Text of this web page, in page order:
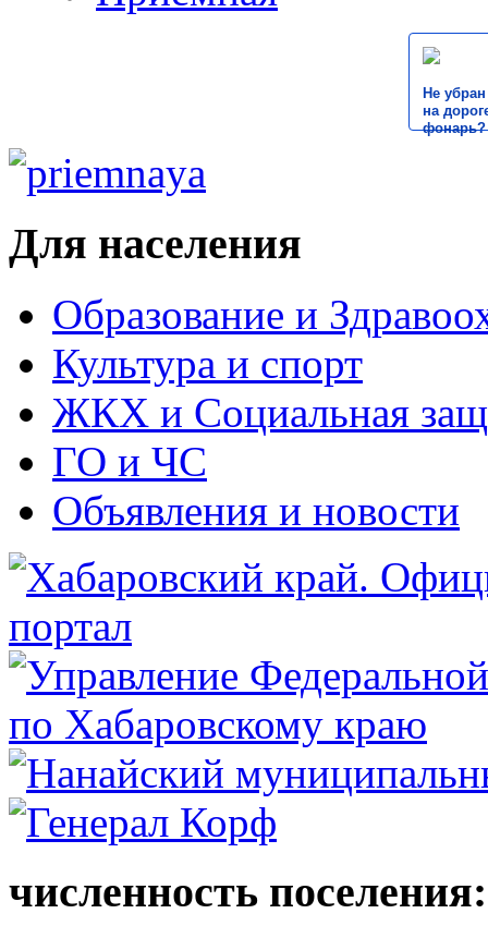
Не
на
фонарь?
Для населения
Образование и
Культура и спорт
ЖКХ и Социальная
ГО и ЧС
Объявления и новости
численность поселения: